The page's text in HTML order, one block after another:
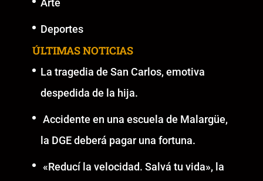
Arte
Deportes
ÚLTIMAS NOTICIAS
La tragedia de San Carlos, emotiva
despedida de la hija.
Accidente en una escuela de Malargüe,
la DGE deberá pagar una fortuna.
«Reducí la velocidad. Salvá tu vida», la